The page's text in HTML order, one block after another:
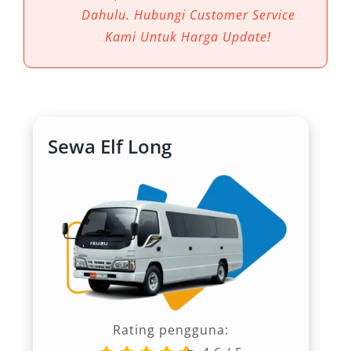
untuk menjangkau berbagai destinasi di kota
maupun daerah sekitarnya.
1. Kapasitas Luas untuk
Salah satu alasan utama sewa Elf sangat
dibutuhkan di Manokwari adalah kapasitas
tempat duduknya yang lega. Mobil Elf tersedia
dalam dua varian: Short 11–14 seat dan Long
18–20 seat, ideal untuk rombongan wisata,
keluarga besar, hingga keperluan instansi.
Daripada menggunakan beberapa mobil kecil,
rental mobil Elf Manokwari memberikan
efisiensi biaya dan koordinasi yang jauh lebih
Dahulu. Hubungi Customer Service
Kami Untuk Harga Update!
Sewa Elf Long
Rating pengguna: